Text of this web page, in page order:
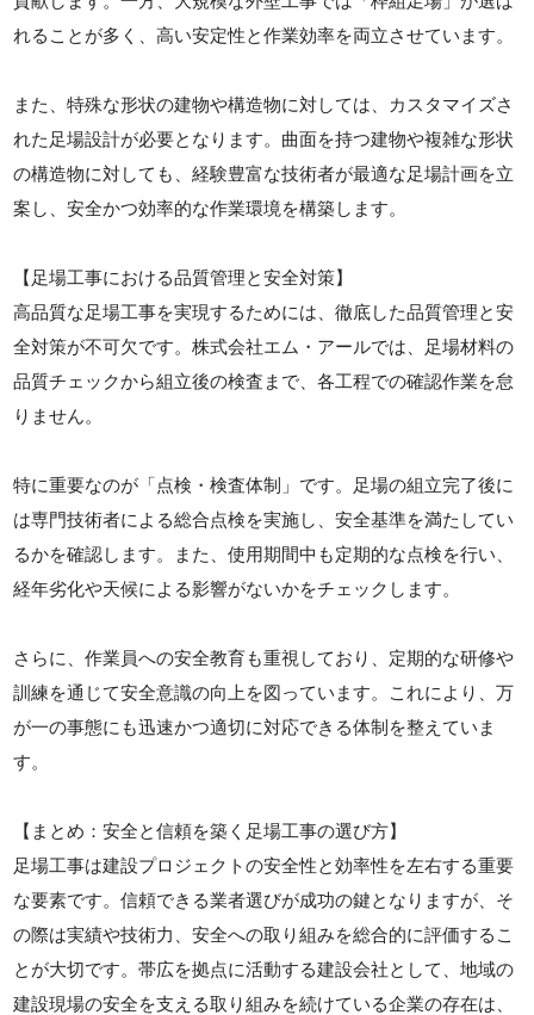
れることが多く、高い安定性と作業効率を両立させています。
また、特殊な形状の建物や構造物に対しては、カスタマイズさ
れた足場設計が必要となります。曲面を持つ建物や複雑な形状
の構造物に対しても、経験豊富な技術者が最適な足場計画を立
案し、安全かつ効率的な作業環境を構築します。
【足場工事における品質管理と安全対策】
高品質な足場工事を実現するためには、徹底した品質管理と安
全対策が不可欠です。株式会社エム・アールでは、足場材料の
品質チェックから組立後の検査まで、各工程での確認作業を怠
りません。
特に重要なのが「点検・検査体制」です。足場の組立完了後に
は専門技術者による総合点検を実施し、安全基準を満たしてい
るかを確認します。また、使用期間中も定期的な点検を行い、
経年劣化や天候による影響がないかをチェックします。
さらに、作業員への安全教育も重視しており、定期的な研修や
訓練を通じて安全意識の向上を図っています。これにより、万
が一の事態にも迅速かつ適切に対応できる体制を整えていま
す。
【まとめ：安全と信頼を築く足場工事の選び方】
足場工事は建設プロジェクトの安全性と効率性を左右する重要
な要素です。信頼できる業者選びが成功の鍵となりますが、そ
の際は実績や技術力、安全への取り組みを総合的に評価するこ
とが大切です。帯広を拠点に活動する建設会社として、地域の
建設現場の安全を支える取り組みを続けている企業の存在は、